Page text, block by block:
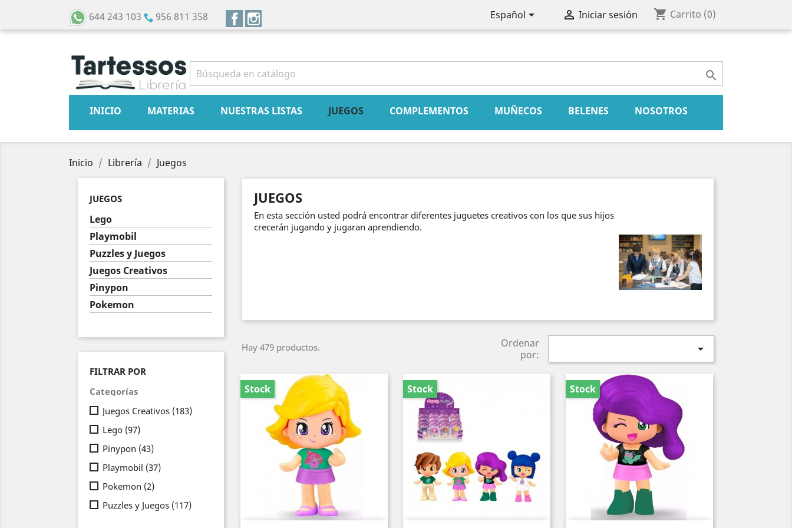
644 243 103 956 811 358 Facebook Español  Iniciar sesión shopping_cart Carrito (0)

INICIO MATERIAS NUESTRAS LISTAS JUEGOS COMPLEMENTOS MUÑECOS BELENES NOSOTROS
Inicio Librería Juegos
JUEGOS
Lego
Playmobil
Puzzles y Juegos
Juegos Creativos
Pinypon
Pokemon
FILTRAR POR
Categorías
Juegos Creativos (183)
Lego (97)
Pinypon (43)
Playmobil (37)
Pokemon (2)
Puzzles y Juegos (117)
JUEGOS
En esta sección usted podrá encontrar diferentes juguetes creativos con los que sus hijos
crecerán jugando y jugaran aprendiendo.
Hay 479 productos.
Ordenar
por:

Stock Stock Stock